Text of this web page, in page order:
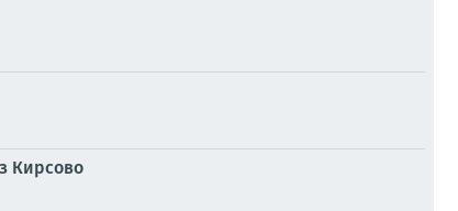
Кирсово